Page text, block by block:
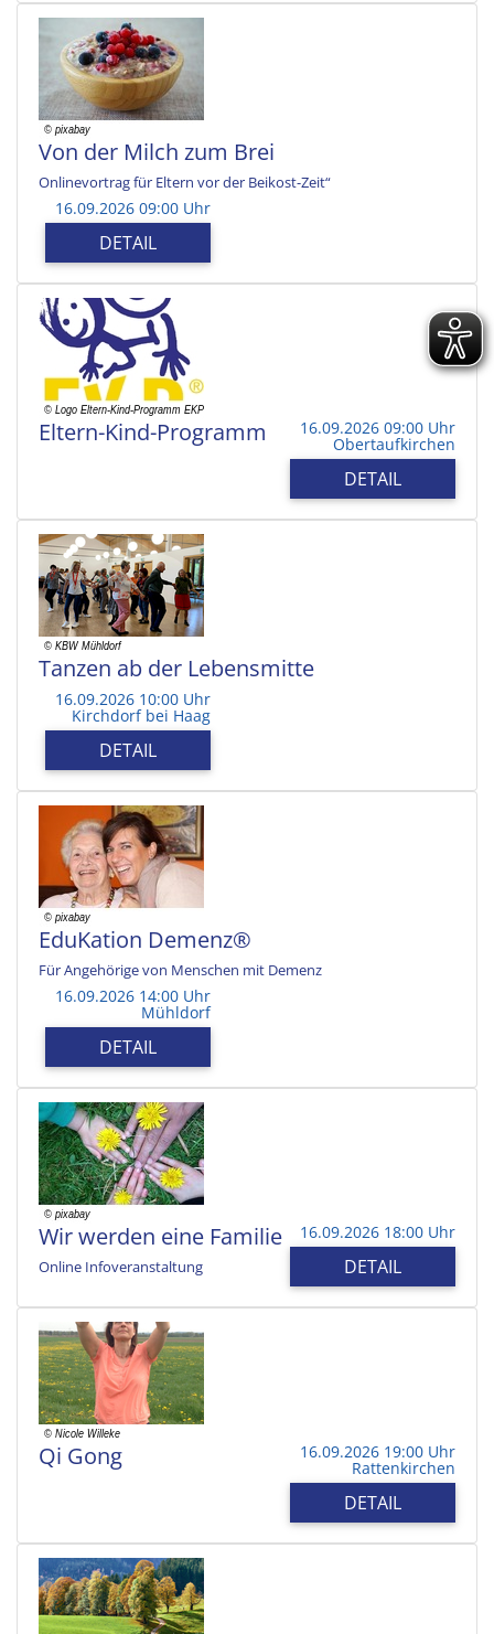
Von der Milch zum Brei
Onlinevortrag für Eltern vor der Beikost-Zeit“
16.09.2026 09:00 Uhr
DETAIL
Eltern-Kind-Programm 16.09.2026 09:00 Uhr
Obertaufkirchen
DETAIL
Tanzen ab der Lebensmitte
16.09.2026 10:00 Uhr
Kirchdorf bei Haag
DETAIL
EduKation Demenz®
Für Angehörige von Menschen mit Demenz
16.09.2026 14:00 Uhr
Mühldorf
DETAIL
Wir werden eine Familie
Online Infoveranstaltung
16.09.2026 18:00 Uhr
DETAIL
Qi Gong 16.09.2026 19:00 Uhr
Rattenkirchen
DETAIL